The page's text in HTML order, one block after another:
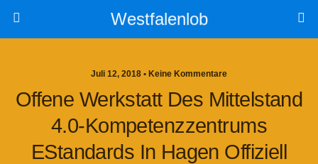
Westfalenlob
Juli 12, 2018 • Keine Kommentare
Offene Werkstatt Des Mittelstand
4.0-Kompetenzzentrums
EStandards In Hagen Offiziell